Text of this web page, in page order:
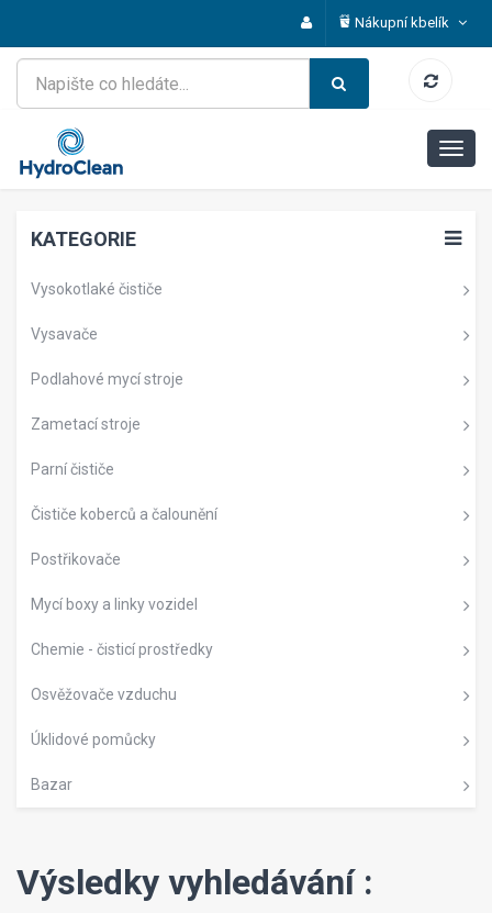
Nákupní kbelík
KATEGORIE
Vysokotlaké čističe
Vysavače
Podlahové mycí stroje
Zametací stroje
Parní čističe
Čističe koberců a čalounění
Postřikovače
Mycí boxy a linky vozidel
Chemie - čisticí prostředky
Osvěžovače vzduchu
Úklidové pomůcky
Bazar
Výsledky vyhledávání :